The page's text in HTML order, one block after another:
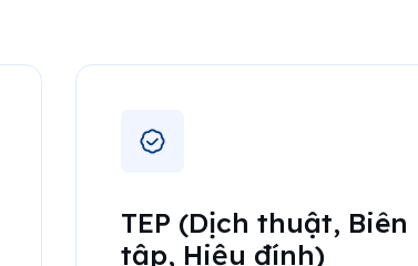
TEP (Dịch thuật, Biên
tập, Hiệu đính)